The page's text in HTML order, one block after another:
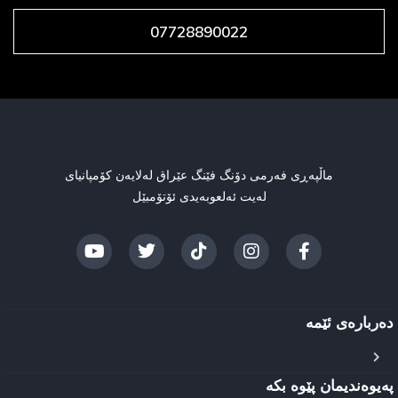
07728890022
ماڵپەڕی فەرمی دۆنگ فێنگ عێراق لەلایەن کۆمپانیای
لەیت ئەلعوبەیدی ئۆتۆمبێل
دەربارەی ئێمه
پەیوەندیمان پێوە بکە